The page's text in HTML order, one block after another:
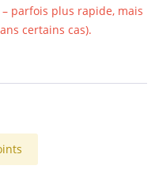
parfois plus rapide, mais
certains cas).